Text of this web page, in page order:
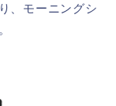
、モーニングシ